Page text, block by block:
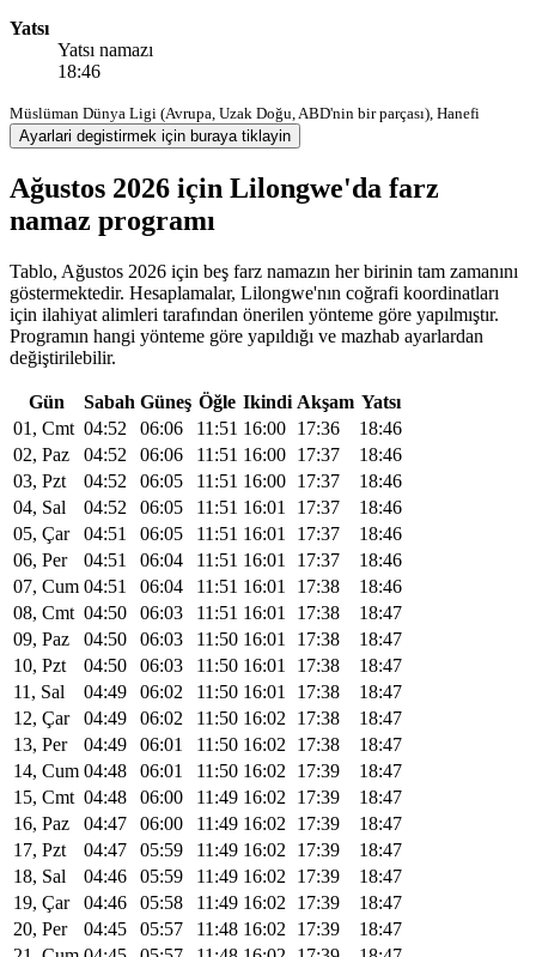
Yatsı
Yatsı namazı
18:46
Müslüman Dünya Ligi (Avrupa, Uzak Doğu, ABD'nin bir parçası), Hanefi
Ayarlari degistirmek için buraya tiklayin
Ağustos 2026 için Lilongwe'da farz
namaz programı
Tablo, Ağustos 2026 için beş farz namazın her birinin tam zamanını
göstermektedir. Hesaplamalar, Lilongwe'nın coğrafi koordinatları
için ilahiyat alimleri tarafından önerilen yönteme göre yapılmıştır.
Programın hangi yönteme göre yapıldığı ve mazhab ayarlardan
değiştirilebilir.
Gün Sabah Güneş Öğle Ikindi Akşam Yatsı
01, Cmt 04:52 06:06 11:51 16:00 17:36
18:46
02, Paz
04:52 06:06 11:51 16:00 17:37
18:46
03, Pzt
04:52 06:05 11:51 16:00 17:37
18:46
04, Sal
04:52 06:05 11:51 16:01 17:37
18:46
05, Çar
04:51 06:05 11:51 16:01 17:37
18:46
06, Per
04:51 06:04 11:51 16:01 17:37
18:46
07, Cum 04:51 06:04 11:51 16:01 17:38
18:46
08, Cmt 04:50 06:03 11:51 16:01 17:38
18:47
09, Paz
04:50 06:03 11:50 16:01 17:38
18:47
10, Pzt
04:50 06:03 11:50 16:01 17:38
18:47
11, Sal
04:49 06:02 11:50 16:01 17:38
18:47
12, Çar
04:49 06:02 11:50 16:02 17:38
18:47
13, Per
04:49 06:01 11:50 16:02 17:38
18:47
14, Cum 04:48 06:01 11:50 16:02 17:39
18:47
15, Cmt 04:48 06:00 11:49 16:02 17:39
18:47
16, Paz
04:47 06:00 11:49 16:02 17:39
18:47
17, Pzt
04:47 05:59 11:49 16:02 17:39
18:47
18, Sal
04:46 05:59 11:49 16:02 17:39
18:47
19, Çar
04:46 05:58 11:49 16:02 17:39
18:47
20, Per
04:45 05:57 11:48 16:02 17:39
18:47